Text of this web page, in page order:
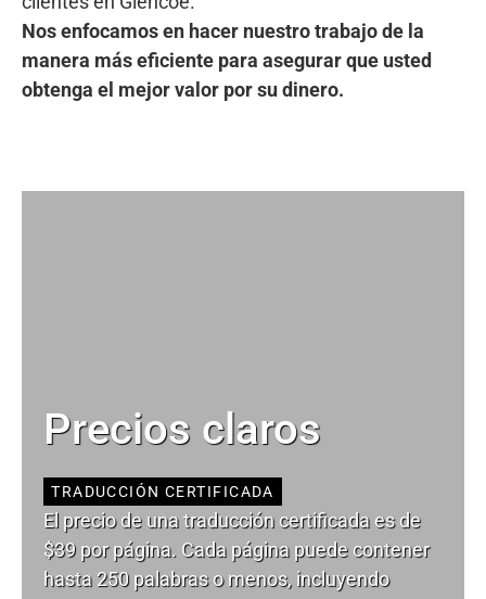
Nos enfocamos en hacer nuestro trabajo de la
manera más eficiente para asegurar que usted
obtenga el mejor valor por su dinero.
Precios claros
TRADUCCIÓN CERTIFICADA
El precio de una traducción certificada es de
$39 por página. Cada página puede contener
hasta 250 palabras o menos, incluyendo